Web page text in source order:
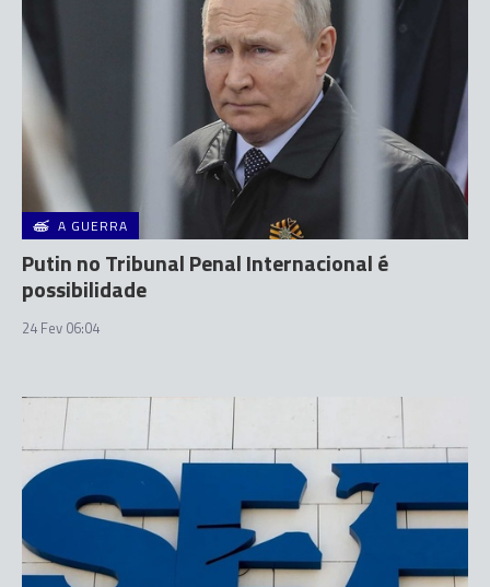
A GUERRA
Putin no Tribunal Penal Internacional é
possibilidade
24 Fev 06:04